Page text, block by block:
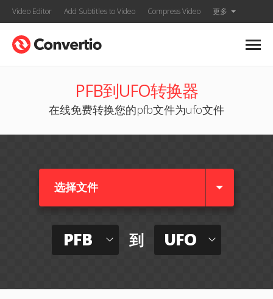
Video Editor Add Subtitles to Video Compress Video 更多
PFB到UFO转换器
在线免费转换您的pfb文件为ufo文件
选择文件
PFB 到 UFO